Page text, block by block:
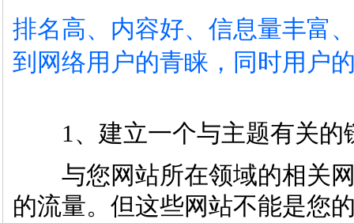
排名高、内容好、信息量丰富
到网络用户的青睐，同时用户
1、建立一个与主题有关的
与您网站所在领域的相关网
的流量。但这些网站不能是您